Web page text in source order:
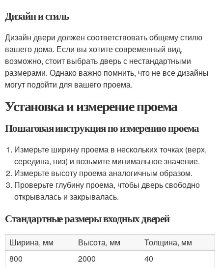
Дизайн и стиль
Дизайн двери должен соответствовать общему стилю
вашего дома. Если вы хотите современный вид,
возможно, стоит выбрать дверь с нестандартными
размерами. Однако важно помнить, что не все дизайны
могут подойти для вашего проема.
Установка и измерение проема
Пошаговая инструкция по измерению проема
Измерьте ширину проема в нескольких точках (верх,
середина, низ) и возьмите минимальное значение.
Измерьте высоту проема аналогичным образом.
Проверьте глубину проема, чтобы дверь свободно
открывалась и закрывалась.
Стандартные размеры входных дверей
Ширина, мм Высота, мм
Толщина, мм
800
2000
40